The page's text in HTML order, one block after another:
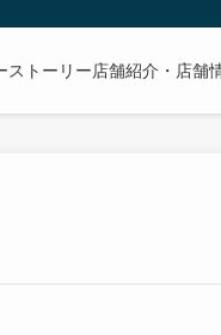
ストーリー店舗紹介・店舗